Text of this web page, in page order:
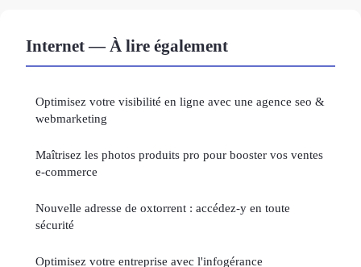
Internet — À lire également
Optimisez votre visibilité en ligne avec une agence seo &
webmarketing
Maîtrisez les photos produits pro pour booster vos ventes
e-commerce
Nouvelle adresse de oxtorrent : accédez-y en toute
sécurité
Optimisez votre entreprise avec l'infogérance